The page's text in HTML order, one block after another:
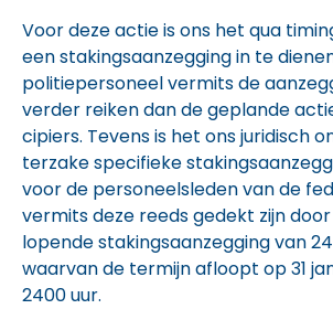
Voor deze actie is ons het qua
een stakingsaanzegging in te
politiepersoneel vermits de
verder reiken dan de geplande
cipiers. Tevens is het ons juridisch
terzake specifieke
voor de personeelsleden van de
vermits deze reeds gedekt zijn
lopende stakingsaanzegging van
waarvan de termijn afloopt op 31
2400 uur.